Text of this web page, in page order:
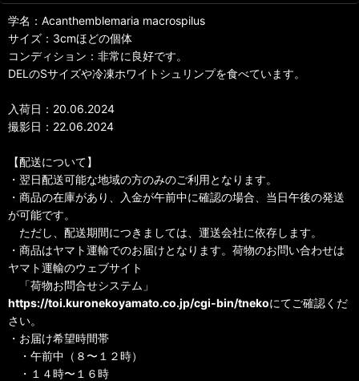
学名：Acanthemblemaria macrospilus
サイズ：3cmほどの個体
コンディション：非常に良好です。
DELのSサイズや冷凍ホワイトシュリンプを食べています。
入荷日：20.06.2024
撮影日：22.06.2024
【配送について】
・翌日配送可能な地域の方のみのご利用となります。
・商品の在庫があり、入金が午前中に確認の場合、当日午後の発送
が可能です。
ただし、配送期間につきましては、運送会社に依存します。
・商品はヤマト運輸でのお届けとなります。荷物のお問い合わせは
ヤマト運輸のウェブサイト
「荷物お問合せシステム」
https://toi.kuronekoyamato.co.jp/cgi-bin/tnekoにてご確認くだ
さい。
・お届け希望時間帯
・午前中（８〜１２時）
・１４時〜１６時